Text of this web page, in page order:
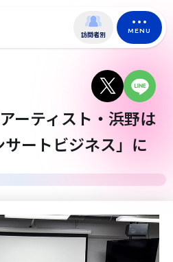
訪問者別 MENU
ーティスト・浜野は
ートビジネス」に